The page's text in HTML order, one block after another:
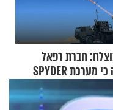
חברת רפאל
הודיעה כי מערכת SPYDER
ליירט כטב"ם